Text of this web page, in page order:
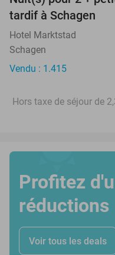
tardif à Schagen
Hotel Marktstad
Schagen
Vendu : 1.415
Hors taxe de séjour de
Profitez
réductions
Voir tous les deals